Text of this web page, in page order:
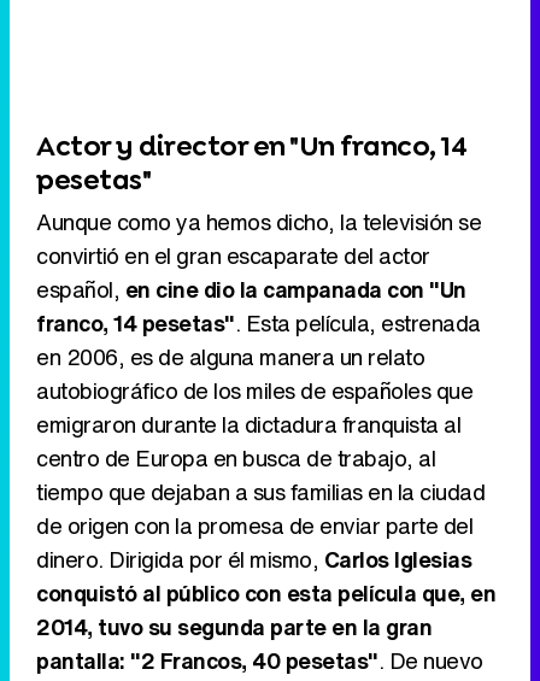
Actor y director en "Un franco, 14
pesetas"
Aunque como ya hemos dicho, la televisión se
convirtió en el gran escaparate del actor
español, en cine dio la campanada con "Un
franco, 14 pesetas". Esta película, estrenada
en 2006, es de alguna manera un relato
autobiográfico de los miles de españoles que
emigraron durante la dictadura franquista al
centro de Europa en busca de trabajo, al
tiempo que dejaban a sus familias en la ciudad
de origen con la promesa de enviar parte del
dinero. Dirigida por él mismo, Carlos Iglesias
conquistó al público con esta película que, en
2014, tuvo su segunda parte en la gran
pantalla: "2 Francos, 40 pesetas". De nuevo